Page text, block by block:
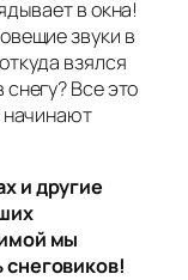
в окна!
звуки в
взялся
Все это
начинают
и другие
мы